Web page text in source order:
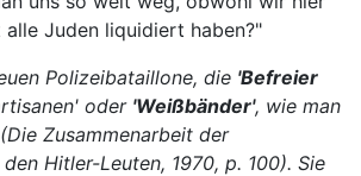
Juden liquidiert haben?"
Polizeibataillone, die 'Befreier
oder 'Weißbänder', wie man
Zusammenarbeit der
Hitler-Leuten, 1970, p. 100). Sie